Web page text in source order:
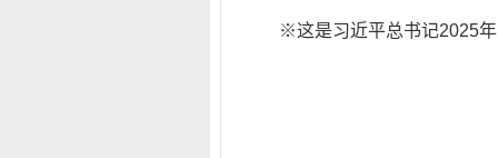
※这是习近平总书记2025